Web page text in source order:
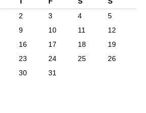
2 3 4
5
9 10 11
12
16 17 18
19
23 24 25
26
30 31